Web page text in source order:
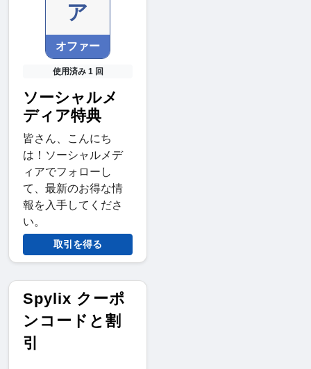
ア
オファー
使用済み 1 回
ソーシャルメ
ディア特典
皆さん、こんにち
は！ソーシャルメデ
ィアでフォローし
て、最新のお得な情
報を入手してくださ
い。
取引を得る
Spylix クーポ
ンコードと割
引